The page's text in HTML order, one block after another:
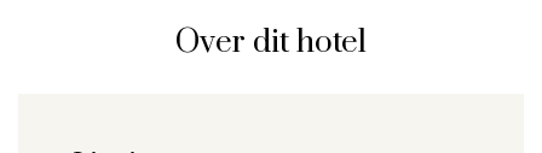
Over dit hotel